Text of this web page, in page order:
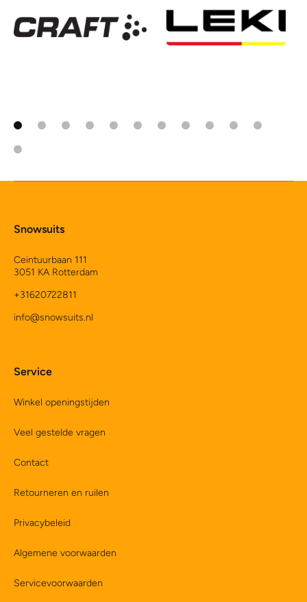
Snowsuits
Ceintuurbaan 111
3051 KA Rotterdam
+31620722811
info@snowsuits.nl
Service
Winkel openingstijden
Veel gestelde vragen
Contact
Retourneren en ruilen
Privacybeleid
Algemene voorwaarden
Servicevoorwaarden